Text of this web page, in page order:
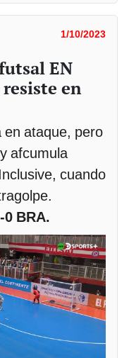
1/10/2023
EN
en
en ataque, pero
afcumula
cuando
BRA.